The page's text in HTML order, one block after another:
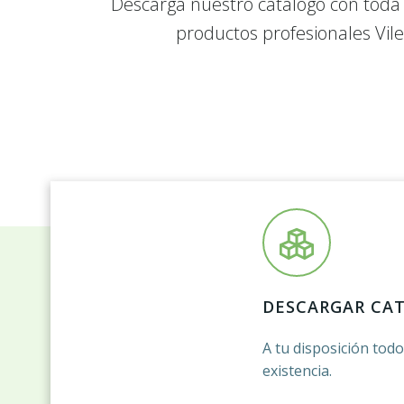
productos profesionales
DESCARGAR
A tu disposición
existencia.